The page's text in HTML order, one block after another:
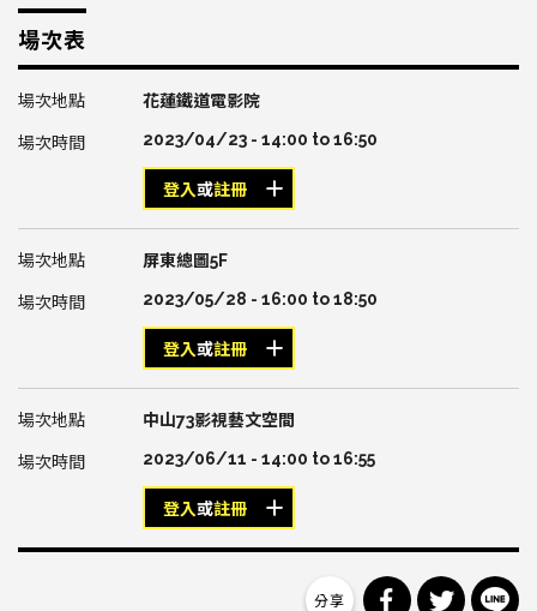
場次表
花蓮鐵道電影院
2023/04/23 - 14:00 to16:50
登入或註冊
屏東總圖5F
2023/05/28 - 16:00 to18:50
登入或註冊
中山73影視藝文空間
2023/06/11 - 14:00 to16:55
登入或註冊
分享到分享到